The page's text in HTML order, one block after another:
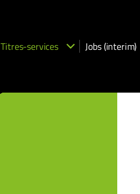
Titres-services Jobs (interim)